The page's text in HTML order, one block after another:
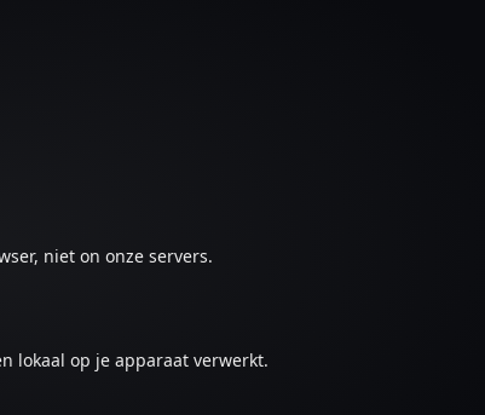
niet on onze servers.
lokaal op je apparaat verwerkt.